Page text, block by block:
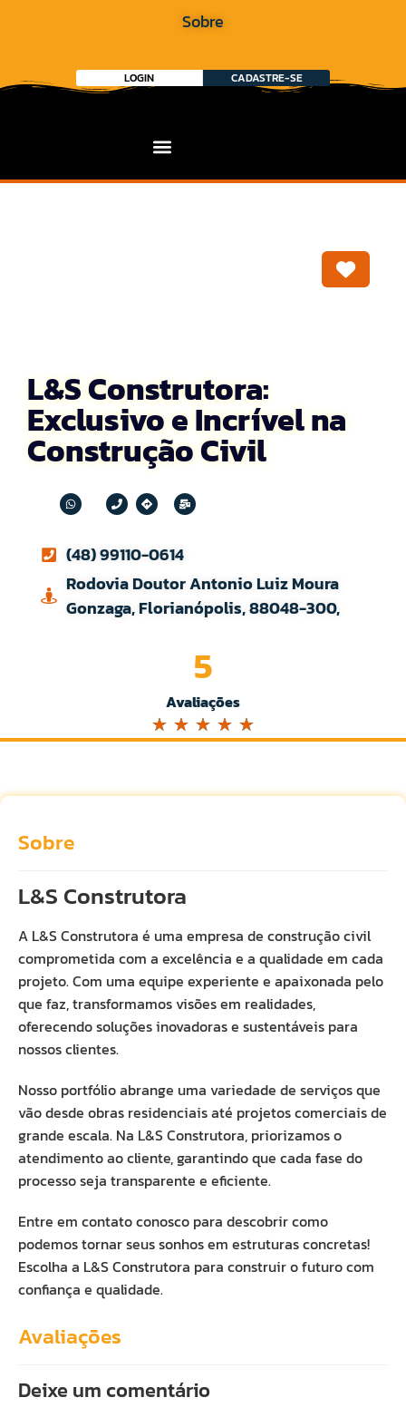
Sobre
LOGIN CADASTRE-SE
L&S Construtora:
Exclusivo e Incrível na
Construção Civil
(48) 99110-0614
Rodovia Doutor Antonio Luiz Moura
Gonzaga, Florianópolis, 88048-300,
Avaliações
5
☆ ☆ ☆ ☆ ☆
Sobre
L&S Construtora
A L&S Construtora é uma empresa de construção civil
comprometida com a excelência e a qualidade em cada
projeto. Com uma equipe experiente e apaixonada pelo
que faz, transformamos visões em realidades,
oferecendo soluções inovadoras e sustentáveis para
nossos clientes.
Nosso portfólio abrange uma variedade de serviços que
vão desde obras residenciais até projetos comerciais de
grande escala. Na L&S Construtora, priorizamos o
atendimento ao cliente, garantindo que cada fase do
processo seja transparente e eficiente.
Entre em contato conosco para descobrir como
podemos tornar seus sonhos em estruturas concretas!
Escolha a L&S Construtora para construir o futuro com
confiança e qualidade.
Avaliações
Deixe um comentário